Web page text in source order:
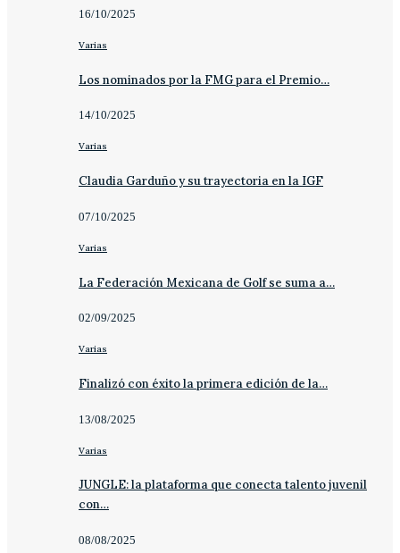
16/10/2025
Varias
Los nominados por la FMG para el Premio…
14/10/2025
Varias
Claudia Garduño y su trayectoria en la IGF
07/10/2025
Varias
La Federación Mexicana de Golf se suma a…
02/09/2025
Varias
Finalizó con éxito la primera edición de la…
13/08/2025
Varias
JUNGLE: la plataforma que conecta talento juvenil
con…
08/08/2025